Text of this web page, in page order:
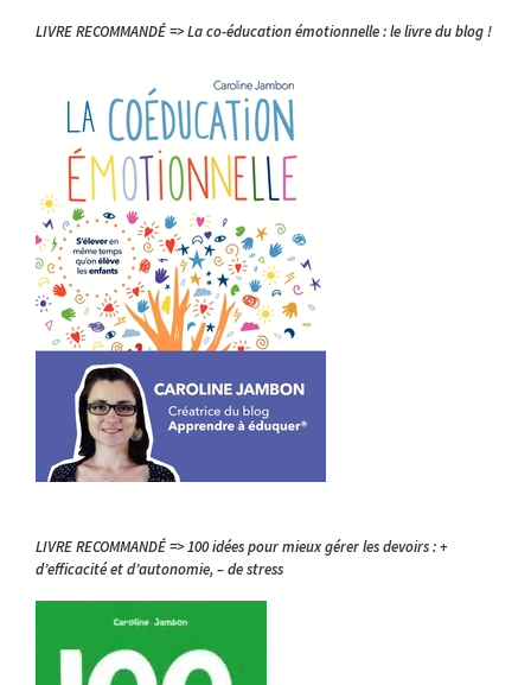
LIVRE RECOMMANDÉ => La co-éducation émotionnelle : le livre du blog !
LIVRE RECOMMANDÉ => 100 idées pour mieux gérer les devoirs : +
d’efficacité et d’autonomie, – de stress